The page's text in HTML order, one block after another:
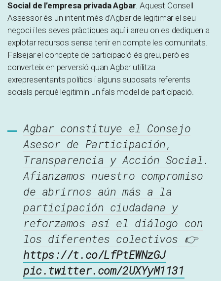
Social de l’empresa privada Agbar . Aquest Consell
Assessor és un intent més d’Agbar de legitimar el seu
negoci i les seves pràctiques aquí i arreu on es dediquen a
explotar recursos sense tenir en compte les comunitats.
Falsejar el concepte de participació és greu, però es
converteix en perversió quan Agbar utilitza
exrepresentants polítics i alguns suposats referents
socials perquè legitimin un fals model de participació.
Agbar constituye el Consejo
Asesor de Participación,
Transparencia y Acción Social.
Afianzamos nuestro compromiso
de abrirnos aún más a la
participación ciudadana y
reforzamos así el diálogo con
los diferentes colectivos 👉
https://t.co/LfPtEWNzGJ
pic.twitter.com/2UXYyM1131